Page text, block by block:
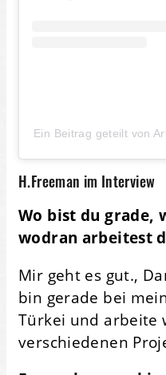
Ein Beitrag geteilt von
H.Freeman im Interview
Wo bist du grade,
wodran arbeitest
Mir geht es gut.,
bin gerade bei
Türkei und arbeite
verschiedenen